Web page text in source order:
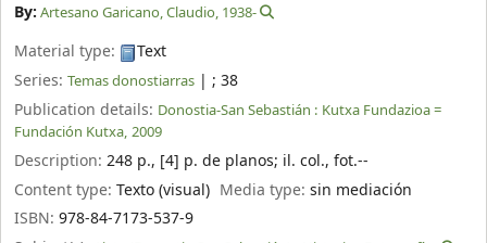
By: Artesano Garicano, Claudio, 1938-
Material type:
Text
Series: Temas donostiarras | ; 38
Publication details: Donostia-San Sebastián : Kutxa Fundazioa =
Fundación Kutxa, 2009
Description: 248 p., [4] p. de planos; il. col., fot.--
Content type: Texto (visual) Media type:sin mediación
ISBN: 978-84-7173-537-9